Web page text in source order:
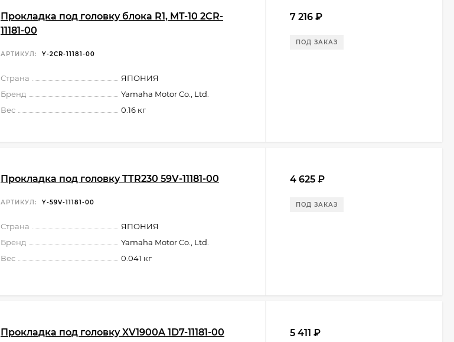
Прокладка под головку блока R1, MT-10 2CR-
11181-00
АРТИКУЛ: Y-2CR-11181-00
Страна
ЯПОНИЯ
Бренд
Yamaha Motor Co., Ltd.
Вес
0.16 кг
7 216 ₽
ПОД ЗАКАЗ
Прокладка под головку TTR230 59V-11181-00
АРТИКУЛ: Y-59V-11181-00
Страна
ЯПОНИЯ
Бренд
Yamaha Motor Co., Ltd.
Вес
0.041 кг
4 625 ₽
ПОД ЗАКАЗ
Прокладка под головку XV1900A 1D7-11181-00 5 411 ₽